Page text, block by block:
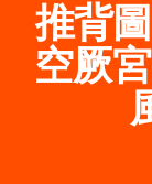
推背
空厥